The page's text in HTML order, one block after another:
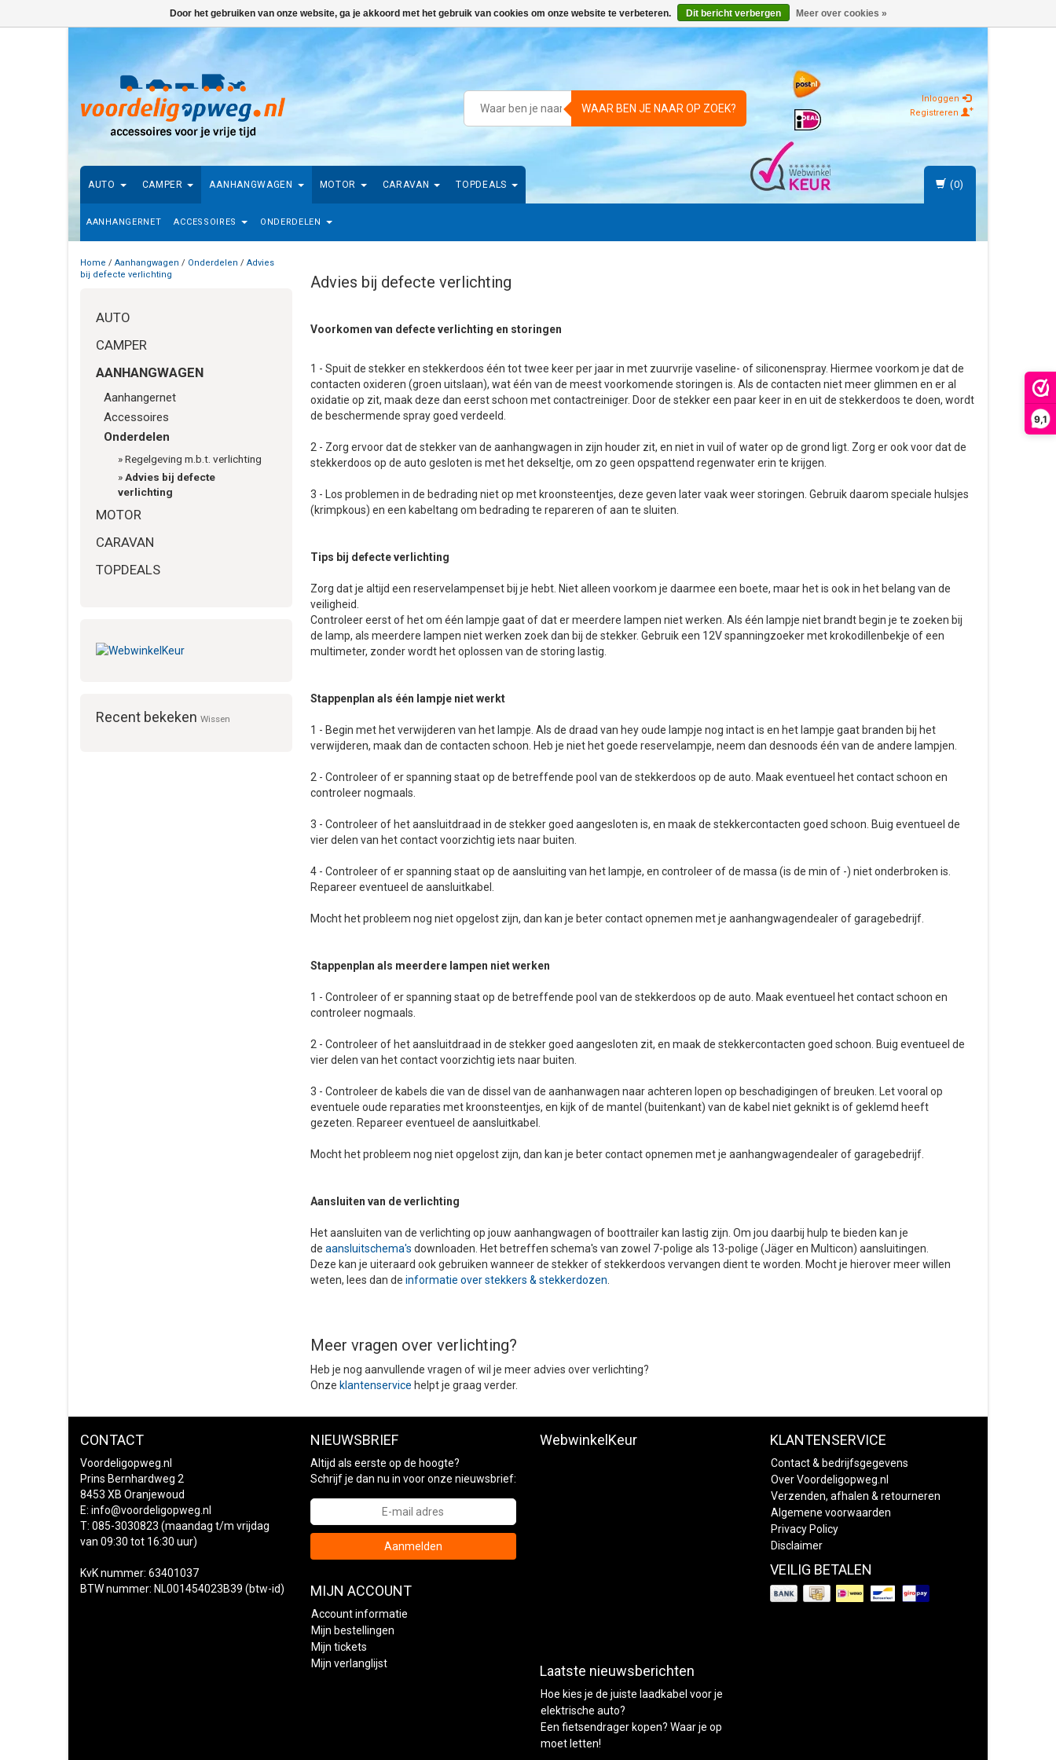
9,1
WAAR BEN JE NAAR OP ZOEK?
Inloggen
Registreren
AUTO CAMPER AANHANGWAGEN
AANHANGERNET ACCESSOIRES ONDERDELEN
MOTOR CARAVAN TOPDEALS (0)
Home / Aanhangwagen / Onderdelen / Advies
bij defecte verlichting
AUTO
CAMPER
AANHANGWAGEN
Aanhangernet
Accessoires
Onderdelen
»Regelgeving m.b.t. verlichting
»Advies bij defecte
verlichting
MOTOR
CARAVAN
TOPDEALS
Recent bekeken Wissen
Advies bij defecte verlichting
Voorkomen van defecte verlichting en storingen
1 - Spuit de stekker en stekkerdoos één tot twee keer per jaar in met zuurvrije vaseline- of siliconenspray. Hiermee voorkom je dat de
contacten oxideren (groen uitslaan), wat één van de meest voorkomende storingen is. Als de contacten niet meer glimmen en er al
oxidatie op zit, maak deze dan eerst schoon met contactreiniger. Door de stekker een paar keer in en uit de stekkerdoos te doen, wordt
de beschermende spray goed verdeeld.
2 - Zorg ervoor dat de stekker van de aanhangwagen in zijn houder zit, en niet in vuil of water op de grond ligt. Zorg er ook voor dat de
stekkerdoos op de auto gesloten is met het dekseltje, om zo geen opspattend regenwater erin te krijgen.
3 - Los problemen in de bedrading niet op met kroonsteentjes, deze geven later vaak weer storingen. Gebruik daarom speciale hulsjes
(krimpkous) en een kabeltang om bedrading te repareren of aan te sluiten.
Tips bij defecte verlichting
Zorg dat je altijd een reservelampenset bij je hebt. Niet alleen voorkom je daarmee een boete, maar het is ook in het belang van de
veiligheid.
Controleer eerst of het om één lampje gaat of dat er meerdere lampen niet werken. Als één lampje niet brandt begin je te zoeken bij
de lamp, als meerdere lampen niet werken zoek dan bij de stekker. Gebruik een 12V spanningzoeker met krokodillenbekje of een
multimeter, zonder wordt het oplossen van de storing lastig.
Stappenplan als één lampje niet werkt
1 - Begin met het verwijderen van het lampje. Als de draad van hey oude lampje nog intact is en het lampje gaat branden bij het
verwijderen, maak dan de contacten schoon. Heb je niet het goede reservelampje, neem dan desnoods één van de andere lampjen.
2 - Controleer of er spanning staat op de betreffende pool van de stekkerdoos op de auto. Maak eventueel het contact schoon en
controleer nogmaals.
3 - Controleer of het aansluitdraad in de stekker goed aangesloten is, en maak de stekkercontacten goed schoon. Buig eventueel de
vier delen van het contact voorzichtig iets naar buiten.
4 - Controleer of er spanning staat op de aansluiting van het lampje, en controleer of de massa (is de min of -) niet onderbroken is.
Repareer eventueel de aansluitkabel.
Mocht het probleem nog niet opgelost zijn, dan kan je beter contact opnemen met je aanhangwagendealer of garagebedrijf.
Stappenplan als meerdere lampen niet werken
1 - Controleer of er spanning staat op de betreffende pool van de stekkerdoos op de auto. Maak eventueel het contact schoon en
controleer nogmaals.
2 - Controleer of het aansluitdraad in de stekker goed aangesloten zit, en maak de stekkercontacten goed schoon. Buig eventueel de
vier delen van het contact voorzichtig iets naar buiten.
3 - Controleer de kabels die van de dissel van de aanhanwagen naar achteren lopen op beschadigingen of breuken. Let vooral op
eventuele oude reparaties met kroonsteentjes, en kijk of de mantel (buitenkant) van de kabel niet geknikt is of geklemd heeft
gezeten. Repareer eventueel de aansluitkabel.
Mocht het probleem nog niet opgelost zijn, dan kan je beter contact opnemen met je aanhangwagendealer of garagebedrijf.
Aansluiten van de verlichting
Het aansluiten van de verlichting op jouw aanhangwagen of boottrailer kan lastig zijn. Om jou daarbij hulp te bieden kan je
de aansluitschema's downloaden. Het betreffen schema's van zowel 7-polige als 13-polige (Jäger en Multicon) aansluitingen.
Deze kan je uiteraard ook gebruiken wanneer de stekker of stekkerdoos vervangen dient te worden. Mocht je hierover meer willen
weten, lees dan de informatie over stekkers & stekkerdozen
Meer vragen over verlichting?
Heb je nog aanvullende vragen of wil je meer advies over verlichting?
Onze klantenservice helpt je graag verder.
CONTACT
Voordeligopweg.nl
Prins Bernhardweg 2
8453 XB Oranjewoud
E: info@voordeligopweg.nl
T: 085-3030823 (maandag t/m vrijdag
van 09:30 tot 16:30 uur)
KvK nummer: 63401037
BTW nummer: NL001454023B39 (btw-id)
NIEUWSBRIEF
Altijd als eerste op de hoogte?
Schrijf je dan nu in voor onze nieuwsbrief:
Aanmelden
MIJN ACCOUNT
Account informatie
Mijn bestellingen
Mijn tickets
Mijn verlanglijst
WebwinkelKeur
Laatste nieuwsberichten
Hoe kies je de juiste laadkabel voor je
elektrische auto?
Een fietsendrager kopen? Waar je op
moet letten!
KLANTENSERVICE
Contact & bedrijfsgegevens
Over Voordeligopweg.nl
Verzenden, afhalen & retourneren
Algemene voorwaarden
Privacy Policy
Disclaimer
VEILIG BETALEN
Door het gebruiken van onze website, ga je akkoord met het gebruik van cookies om onze website te verbeteren. Dit bericht verbergen Meer over cookies »